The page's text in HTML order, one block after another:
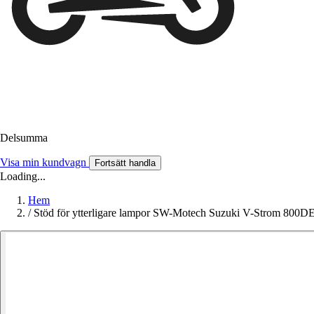
Delsumma
Visa min kundvagn Fortsätt handla
Loading...
Hem
/ Stöd för ytterligare lampor SW-Motech Suzuki V-Strom